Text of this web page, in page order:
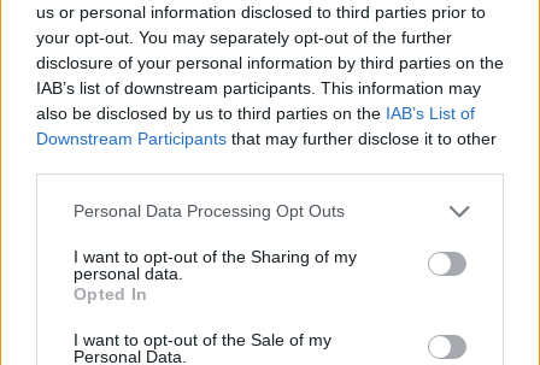
us or personal information disclosed to third parties prior to
your opt-out. You may separately opt-out of the further
disclosure of your personal information by third parties on the
IAB’s list of downstream participants. This information may
also be disclosed by us to third parties on the IAB’s List of
Downstream Participants that may further disclose it to other
Personal Data Processing Opt Outs
I want to opt-out of the Sharing of my
personal data.
Opted In
I want to opt-out of the Sale of my
Personal Data.
kérte a republikánusokat, hogy nyújtsanak további
katonai segítséget Ukrajnának. Az amerikai elnök
egyben figyelmeztetett, hogy egy esetleges orosz
győzelem olyan helyzetet teremthet, amelyben
Moszkva NATO-szövetségeseket támadhat meg,
így végül amerikai katonák is bevonódhatnak a
konfliktusba.
Érdemes felidézni, hogy az amerikai szenátus republikánus
tagjai szerdán megakadályozták annak a demokraták által
milliárd dollár értékű új katonai segélyt nyújtott volna